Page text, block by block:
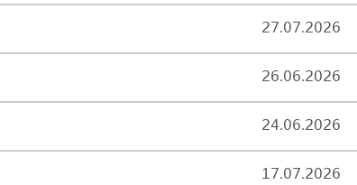
27.07.2026
26.06.2026
24.06.2026
17.07.2026